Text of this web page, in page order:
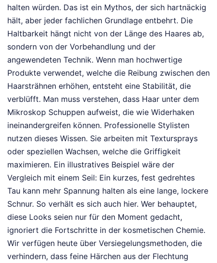
halten würden. Das ist ein Mythos, der sich hartnäckig
hält, aber jeder fachlichen Grundlage entbehrt. Die
Haltbarkeit hängt nicht von der Länge des Haares ab,
sondern von der Vorbehandlung und der
angewendeten Technik. Wenn man hochwertige
Produkte verwendet, welche die Reibung zwischen den
Haarsträhnen erhöhen, entsteht eine Stabilität, die
verblüfft. Man muss verstehen, dass Haar unter dem
Mikroskop Schuppen aufweist, die wie Widerhaken
ineinandergreifen können. Professionelle Stylisten
nutzen dieses Wissen. Sie arbeiten mit Textursprays
oder speziellen Wachsen, welche die Griffigkeit
maximieren. Ein illustratives Beispiel wäre der
Vergleich mit einem Seil: Ein kurzes, fest gedrehtes
Tau kann mehr Spannung halten als eine lange, lockere
Schnur. So verhält es sich auch hier. Wer behauptet,
diese Looks seien nur für den Moment gedacht,
ignoriert die Fortschritte in der kosmetischen Chemie.
Wir verfügen heute über Versiegelungsmethoden, die
verhindern, dass feine Härchen aus der Flechtung